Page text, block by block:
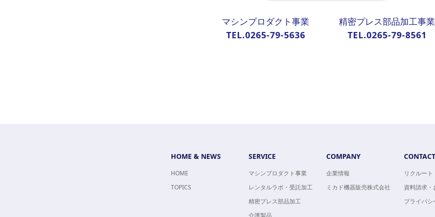
マシンプロダクト事業
TEL.0265-79-5636
精密プレス部品加工事業
TEL.0265-79-8561
HOME & NEWS
HOME
TOPICS
SERVICE
マシンプロダクト事業
レンタルラボ・受託加工
精密プレス部品加工
介護製品
COMPANY
企業情報
ミカド機器販売株式会社
CONTACT
リクルート
資料請求
プライバシ